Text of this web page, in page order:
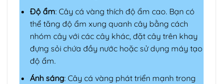
Độ ẩm: Cây cá vàng thích độ ẩm cao. Bạn có
thể tăng độ ẩm xung quanh cây bằng cách
nhóm cây với các cây khác, đặt cây trên khay
đựng sỏi chứa đầy nước hoặc sử dụng máy tạo
độ ẩm.
Ánh sáng: Cây cá vàng phát triển mạnh trong